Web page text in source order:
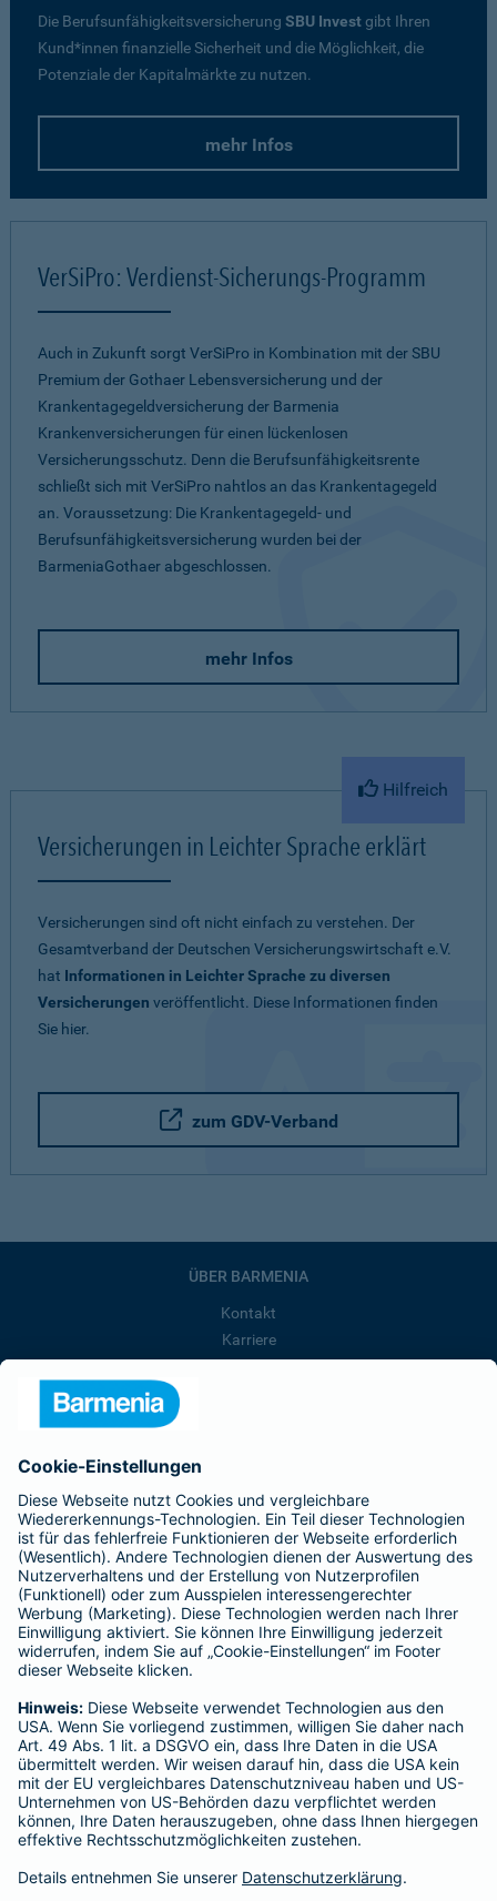
Die Berufsunfähigkeitsversicherung SBU Investgibt Ihren
Kund*innen finanzielle Sicherheit und die Möglichkeit, die
Potenziale der Kapitalmärkte zu nutzen.
mehr Infos
VerSiPro: Verdienst-Sicherungs-Programm
Auch in Zukunft sorgt VerSiPro in Kombination mit der SBU
Premium der Gothaer Lebensversicherung und der
Krankentagegeldversicherung der Barmenia
Krankenversicherungen für einen lückenlosen
Versicherungsschutz. Denn die Berufsunfähigkeitsrente
schließt sich mit VerSiPro nahtlos an das Krankentagegeld
an. Voraussetzung: Die Krankentagegeld- und
Berufsunfähigkeitsversicherung wurden bei der
BarmeniaGothaer abgeschlossen.
mehr Infos
Hilfreich
Versicherungen in Leichter Sprache erklärt
Versicherungen sind oft nicht einfach zu verstehen. Der
Gesamtverband der Deutschen Versicherungswirtschaft e.V.
hat Informationen in Leichter Sprache zu diversen
Versicherungen veröffentlicht. Diese Informationen finden
Sie hier.
zum GDV-Verband
ÜBER BARMENIA
Kontakt
Karriere
Barmenia ist Teil der BarmeniaGothaer
BELIEBTE SEITEN
Kranken-Zusatzversicherung
Tierversicherungen
Haftpflichtversicherung
Hausratversicherung
Adresse ändern
Schaden melden
Kilometerstandsmeldung
Serviceübersicht